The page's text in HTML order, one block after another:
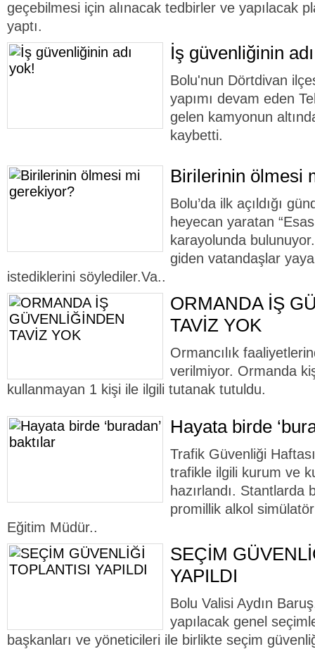
geçebilmesi için alınacak tedbirler ve yapılacak
yaptı.
İş güvenliğinin
Bolu'nun Dörtdivan
yapımı devam eden
gelen kamyonun
kaybetti.
Birilerinin ölmesi
Bolu’da ilk açıldığı
heyecan yaratan
karayolunda
giden vatandaşlar
istediklerini söylediler.Va..
ORMANDA İŞ
TAVİZ YOK
Ormancılık
verilmiyor. Ormanda
kullanmayan 1 kişi ile ilgili tutanak tutuldu.
Hayata birde
Trafik Güvenliği
trafikle ilgili kurum ve
hazırlandı.
promillik alkol
Eğitim Müdür..
SEÇİM
YAPILDI
Bolu Valisi Aydın
yapılacak genel
başkanları ve yöneticileri ile birlikte seçim